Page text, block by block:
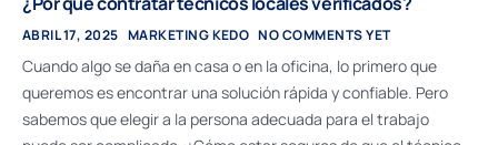
ABRIL 17, 2025 MARKETING KEDO NO COMMENTS YET
Cuando algo se daña en casa o en la oficina, lo primero que
queremos es encontrar una solución rápida y confiable. Pero
sabemos que elegir a la persona adecuada para el trabajo